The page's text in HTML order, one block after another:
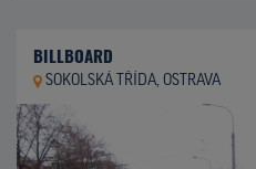
BILLBOARD
SOKOLSKÁ TŘÍDA, OSTRAVA